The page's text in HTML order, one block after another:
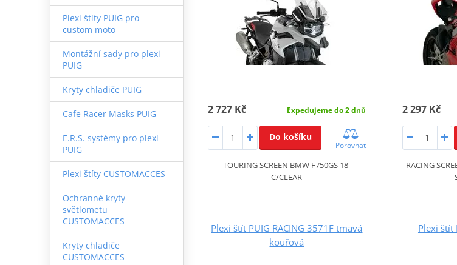
Plexi štíty PUIG pro
custom moto
Montážní sady pro plexi
PUIG
Kryty chladiče PUIG
Cafe Racer Masks PUIG
E.R.S. systémy pro plexi
PUIG
Plexi štíty CUSTOMACCES
Ochranné kryty
světlometu
CUSTOMACCES
Kryty chladiče
CUSTOMACCES
2 727 Kč Expedujeme do 2 dnů
Do košíku
Porovnat
TOURING SCREEN BMW F750GS 18'
C/CLEAR
2 297 Kč
RACING
Plexi štít PUIG RACING 3571F tmavá
kouřová
Plexi štít